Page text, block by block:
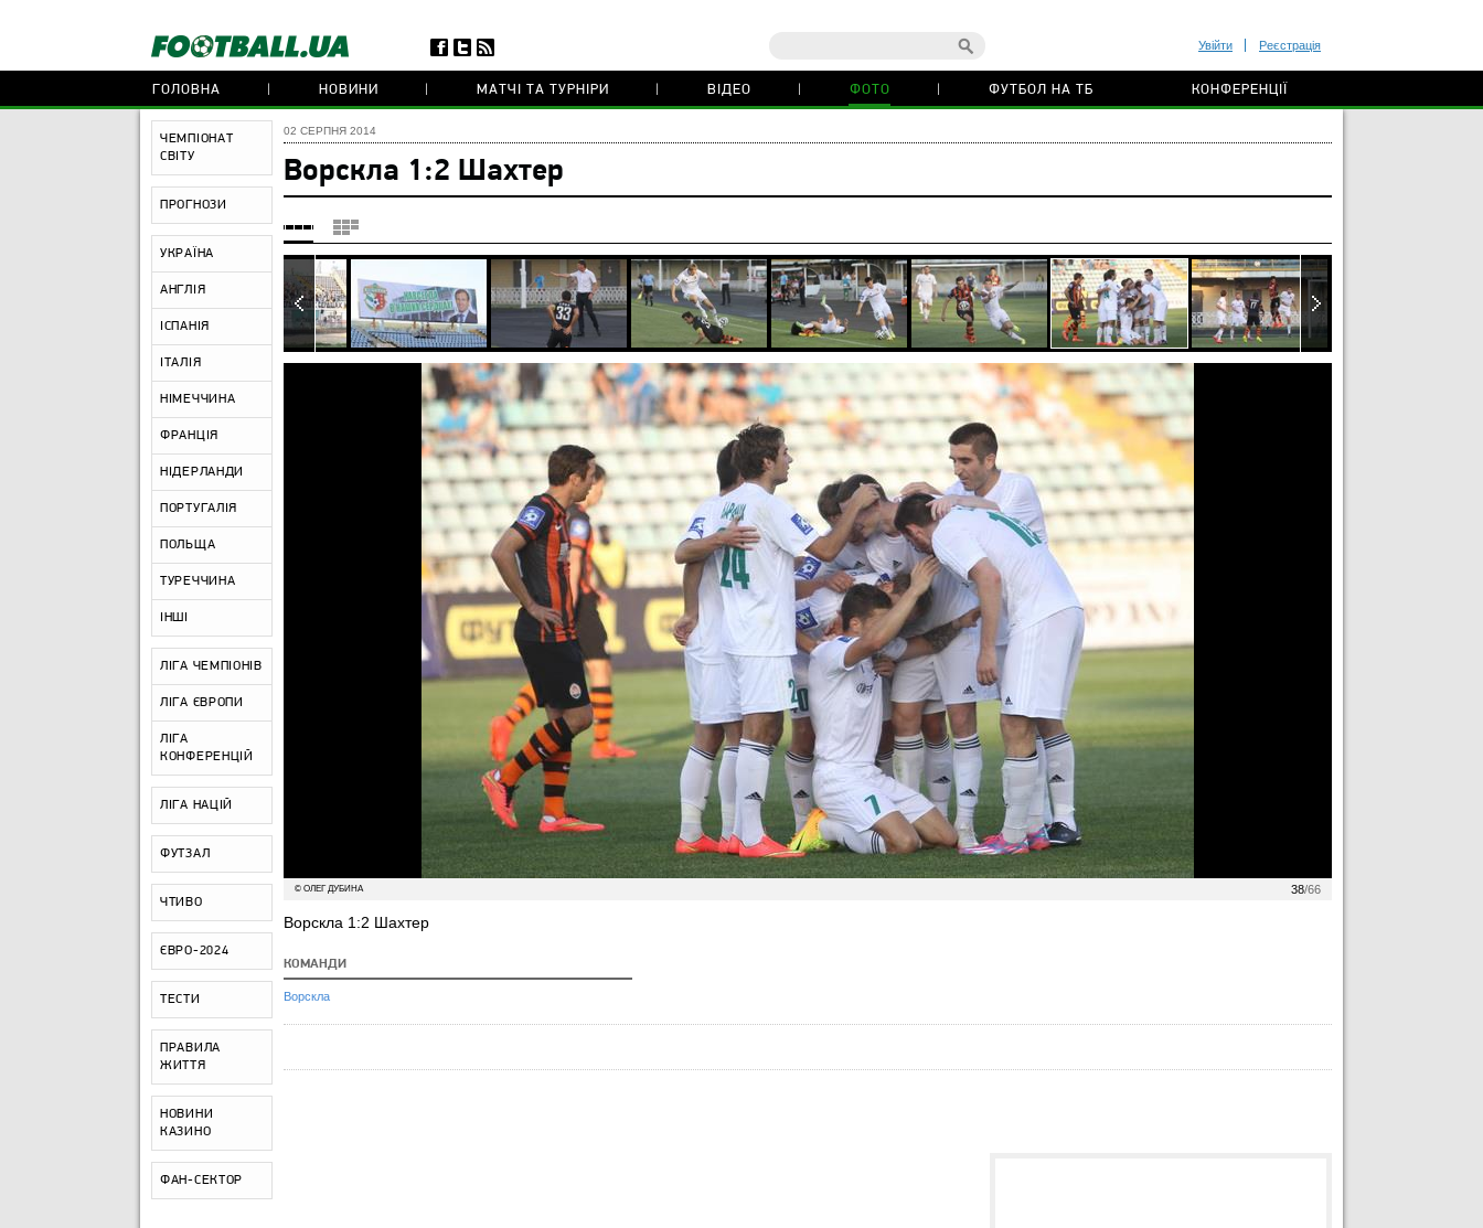
Увійти Реєстрація
ГОЛОВНА НОВИНИ МАТЧІ ТА ТУРНІРИ ВІДЕО ФОТО ФУТБОЛ НА ТБ КОНФЕРЕНЦІЇ
ЧЕМПІОНАТ
СВІТУ
ПРОГНОЗИ
УКРАЇНА
АНГЛІЯ
ІСПАНІЯ
ІТАЛІЯ
НІМЕЧЧИНА
ФРАНЦІЯ
НІДЕРЛАНДИ
ПОРТУГАЛІЯ
ПОЛЬЩА
ТУРЕЧЧИНА
ІНШІ
ЛІГА ЧЕМПІОНІВ
ЛІГА ЄВРОПИ
ЛІГА
КОНФЕРЕНЦІЙ
ЛІГА НАЦІЙ
ФУТЗАЛ
ЧТИВО
ЄВРО-2024
ТЕСТИ
ПРАВИЛА
ЖИТТЯ
НОВИНИ
КАЗИНО
ФАН-СЕКТОР
02 СЕРПНЯ 2014
Ворскла 1:2 Шахтер
38/66
© ОЛЕГ ДУБИНА
Ворскла 1:2 Шахтер
КОМАНДИ
Ворскла